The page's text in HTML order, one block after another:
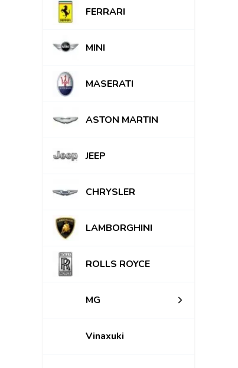
FERRARI
MINI
MASERATI
ASTON MARTIN
JEEP
CHRYSLER
LAMBORGHINI
ROLLS ROYCE
MG
Vinaxuki